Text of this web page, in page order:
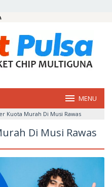
MENU
Kuota Murah Di Musi Rawas
Di Musi Rawas